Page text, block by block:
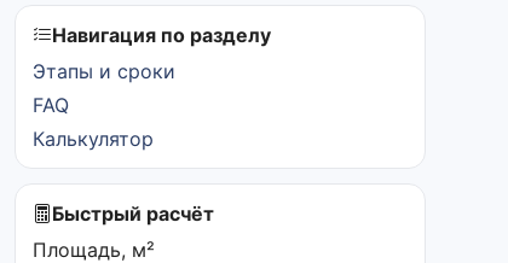
Навигация по разделу
Этапы и сроки
FAQ
Калькулятор
Быстрый расчёт
Площадь, м²